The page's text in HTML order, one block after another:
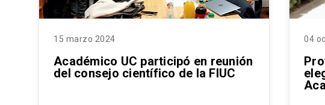
15 marzo 2024
Académico UC participó en reunión
del consejo científico de la FIUC
04